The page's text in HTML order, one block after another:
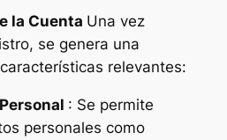
la Cuenta Una vez
se genera una
relevantes:
: Se permite
personales como